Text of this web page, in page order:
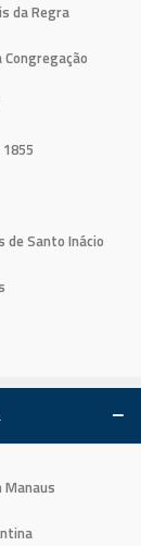
da Regra
de Santo Inácio